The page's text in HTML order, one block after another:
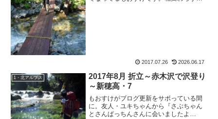
2017.07.26 2026.06.17
1・北アルプス
2017年8月 折立～赤木沢で沢登り
～新穂高・7
もおすけがブログ更新をサボっている間
に。友人・ユキちゃんから『さぶちゃん
とさんぱっちんさんに会いましたよ